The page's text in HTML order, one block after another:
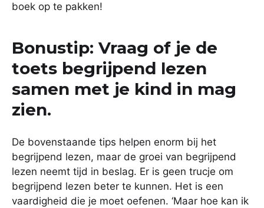
boek op te pakken!
Bonustip: Vraag of je de
toets begrijpend lezen
samen met je kind in mag
zien.
De bovenstaande tips helpen enorm bij het
begrijpend lezen, maar de groei van begrijpend
lezen neemt tijd in beslag. Er is geen trucje om
begrijpend lezen beter te kunnen. Het is een
vaardigheid die je moet oefenen. ‘Maar hoe kan ik